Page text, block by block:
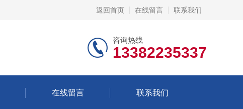
返回首页 在线留言 联系我们
咨询热线
13382235337
在线留言 联系我们